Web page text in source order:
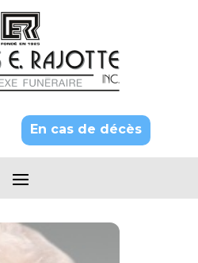
En cas de décès